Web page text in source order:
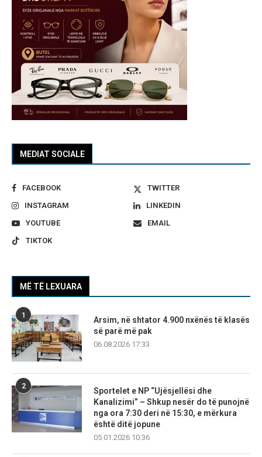
MEDIAT SOCIALE
FACEBOOK
TWITTER
INSTAGRAM
LINKEDIN
YOUTUBE
EMAIL
TIKTOK
MË TË LEXUARA
1
Arsim, në shtator 4.900 nxënës të klasës
së parë më pak
06.08.2026 17:33
2
Sportelet e NP “Ujësjellësi dhe
Kanalizimi” – Shkup nesër do të punojnë
nga ora 7:30 deri në 15:30, e mërkura
është ditë jopune
05.01.2026 10:36